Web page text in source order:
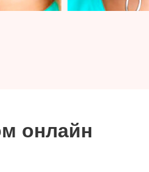
онлайн